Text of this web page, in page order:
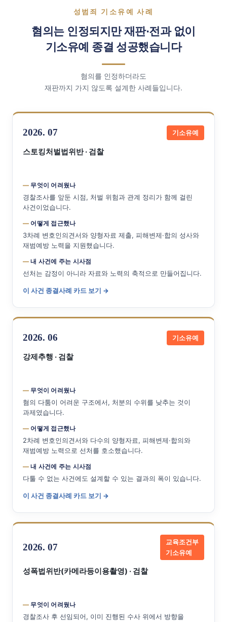
성범죄 기소유예 사례
혐의는 인정되지만 재판·전과 없이
기소유예 종결 성공했습니다
혐의를 인정하더라도
재판까지 가지 않도록 설계한 사례들입니다.
2026. 07 기소유예
스토킹처벌법위반 · 검찰
무엇이 어려웠나
경찰조사를 앞둔 시점, 처벌 위험과 관계 정리가 함께 걸린
사건이었습니다.
어떻게 접근했나
3차례 변호인의견서와 양형자료 제출, 피해변제·합의 성사와
재범예방 노력을 지원했습니다.
내 사건에 주는 시사점
선처는 감정이 아니라 자료와 노력의 축적으로 만들어집니다.
이 사건 종결사례 카드 보기 →
2026. 06 기소유예
강제추행 · 검찰
무엇이 어려웠나
혐의 다툼이 어려운 구조에서, 처분의 수위를 낮추는 것이
과제였습니다.
어떻게 접근했나
2차례 변호인의견서와 다수의 양형자료, 피해변제·합의와
재범예방 노력으로 선처를 호소했습니다.
내 사건에 주는 시사점
다툴 수 없는 사건에도 설계할 수 있는 결과의 폭이 있습니다.
이 사건 종결사례 카드 보기 →
2026. 07
교육조건부
기소유예
성폭법위반(카메라등이용촬영) · 검찰
무엇이 어려웠나
경찰조사 후 선임되어, 이미 진행된 수사 위에서 방향을